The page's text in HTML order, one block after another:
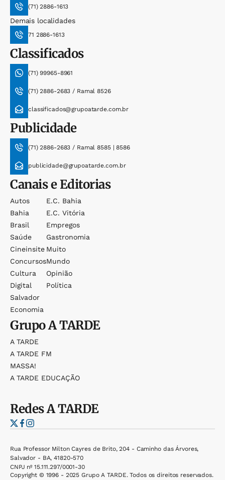
(71) 2886-1613
Demais localidades
71 2886-1613
Classificados
(71) 99965-8961
(71) 2886-2683 / Ramal 8526
classificados@grupoatarde.com.br
Publicidade
(71) 2886-2683 / Ramal 8585 | 8586
publicidade@grupoatarde.com.br
Canais e Editorias
Autos
Bahia
Brasil
Saúde
Cineinsite
Concursos
Cultura
Digital
Salvador
Economia
E.c. Bahia
E.c. Vitória
Empregos
Gastronomia
Muito
Mundo
Opinião
Política
GrupoA TARDE
A TARDE
A TARDE FM
MASSA!
A TARDE EDUCAÇÃO
RedesA TARDE
Rua Professor Milton Cayres de Brito, 204 - Caminho das Árvores,
Salvador - BA, 41820-570
CNPJ nº 15.111.297/0001-30
Copyright © 1996 - 2025 Grupo A TARDE. Todos os direitos reservados.